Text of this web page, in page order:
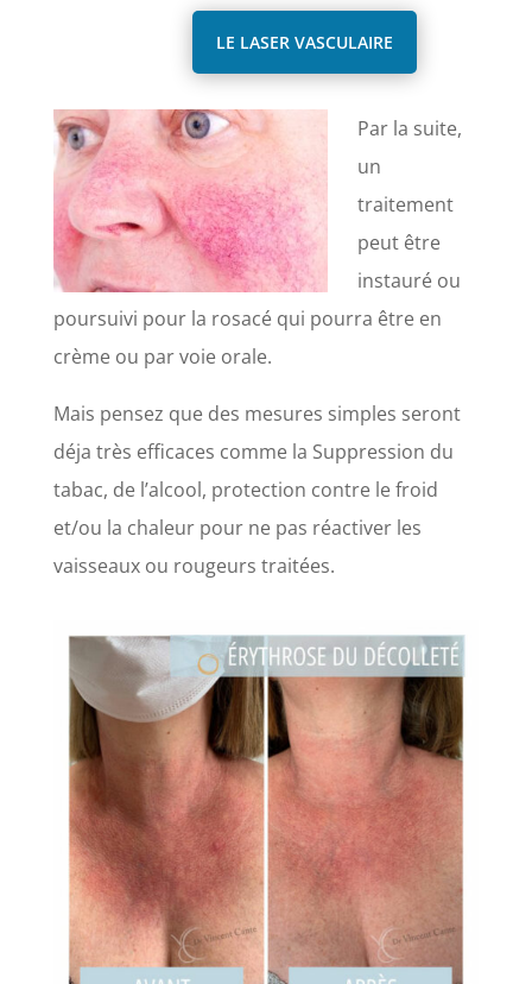
LE LASER VASCULAIRE
Par la suite,
un
traitement
peut être
instauré ou
poursuivi pour la rosacé qui pourra être en
crème ou par voie orale.
Mais pensez que des mesures simples seront
déja très efficaces comme la Suppression du
tabac, de l’alcool, protection contre le froid
et/ou la chaleur pour ne pas réactiver les
vaisseaux ou rougeurs traitées.